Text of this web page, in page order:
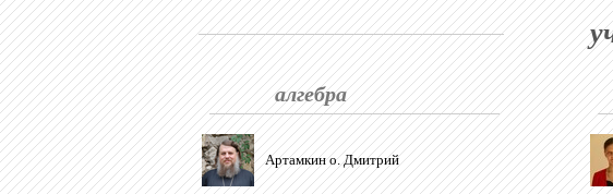
алгебра
Артамкин о. Дмитрий